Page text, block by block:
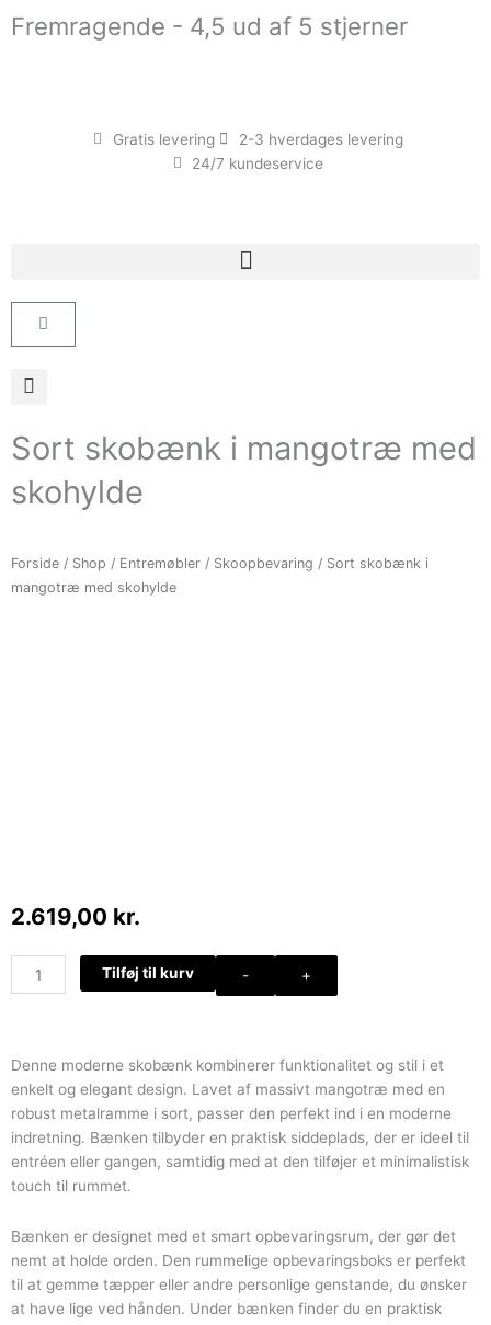
Fremragende - 4,5 ud af 5 stjerner
Gratis levering
2-3 hverdages levering
24/7 kundeservice
Kurv
Sort skobænk i mangotræ med
skohylde
Forside / Shop / Entremøbler / Skoopbevaring / Sort skobænk i
mangotræ med skohylde
2.619,00 kr.
-
Sort
skobænk
med
skohylde
antal
+
Tilføj til kurv
Denne moderne skobænk kombinerer funktionalitet og stil i et
enkelt og elegant design. Lavet af massivt mangotræ med en
robust metalramme i sort, passer den perfekt ind i en moderne
indretning. Bænken tilbyder en praktisk siddeplads, der er ideel til
entréen eller gangen, samtidig med at den tilføjer et minimalistisk
touch til rummet.
Bænken er designet med et smart opbevaringsrum, der gør det
nemt at holde orden. Den rummelige opbevaringsboks er perfekt
til at gemme tæpper eller andre personlige genstande, du ønsker
at have lige ved hånden. Under bænken finder du en praktisk